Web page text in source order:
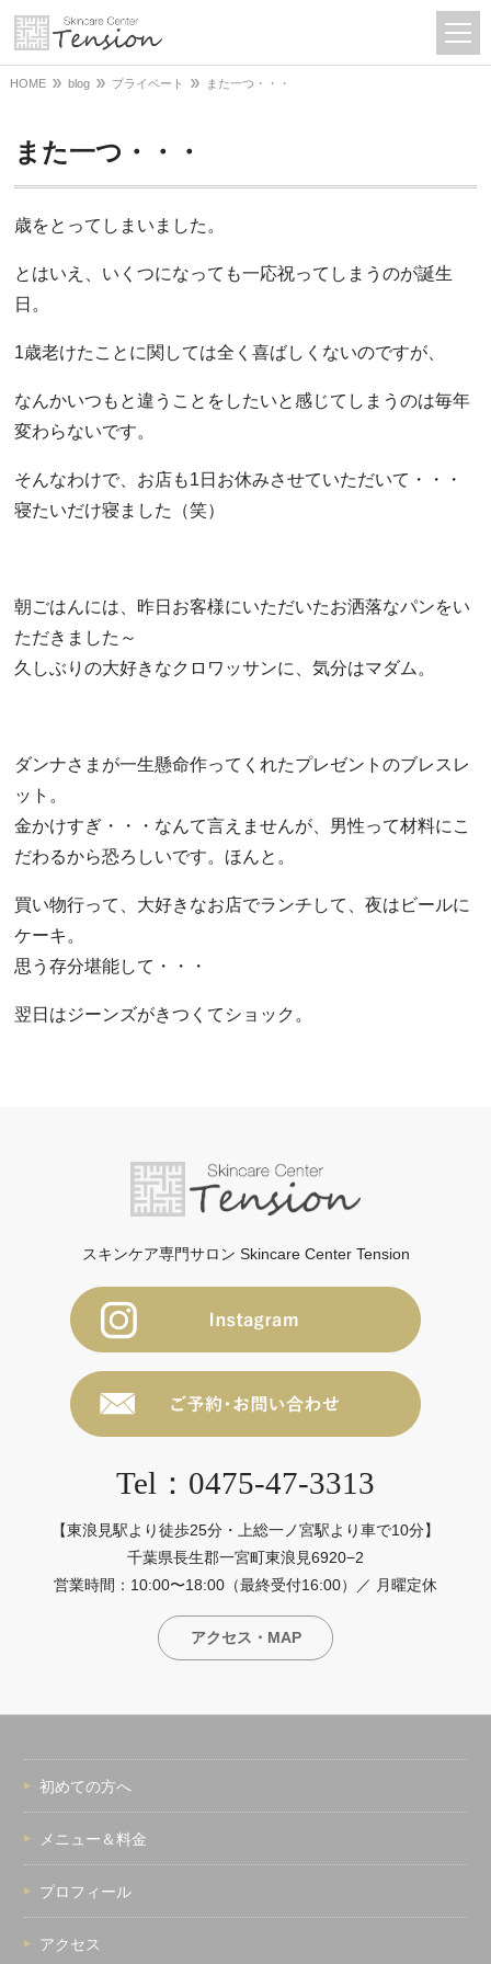
HOME blog プライベート また一つ・・・
また一つ・・・
歳をとってしまいました。
とはいえ、いくつになっても一応祝ってしまうのが誕生
日。
1歳老けたことに関しては全く喜ばしくないのですが、
なんかいつもと違うことをしたいと感じてしまうのは毎年
変わらないです。
そんなわけで、お店も1日お休みさせていただいて・・・
寝たいだけ寝ました（笑）
朝ごはんには、昨日お客様にいただいたお洒落なパンをい
ただきました～
久しぶりの大好きなクロワッサンに、気分はマダム。
ダンナさまが一生懸命作ってくれたプレゼントのブレスレ
ット。
金かけすぎ・・・なんて言えませんが、男性って材料にこ
だわるから恐ろしいです。ほんと。
買い物行って、大好きなお店でランチして、夜はビールに
ケーキ。
思う存分堪能して・・・
翌日はジーンズがきつくてショック。
スキンケア専門サロン Skincare Center Tension
Tel：0475-47-3313
【東浪見駅より徒歩25分・上総一ノ宮駅より車で10分】
千葉県長生郡一宮町東浪見6920−2
営業時間：10:00〜18:00（最終受付16:00）／ 月曜定休
アクセス・MAP
初めての方へ
メニュー＆料金
プロフィール
アクセス